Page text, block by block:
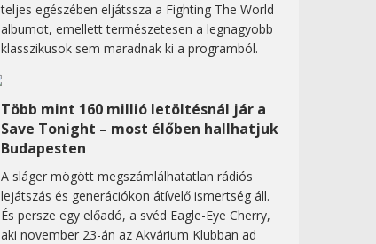
teljes egészében eljátssza a Fighting The World
albumot, emellett természetesen a legnagyobb
klasszikusok sem maradnak ki a programból.
Több mint 160 millió letöltésnál jár a
Save Tonight – most élőben hallhatjuk
Budapesten
A sláger mögött megszámlálhatatlan rádiós
lejátszás és generációkon átívelő ismertség áll.
És persze egy előadó, a svéd Eagle-Eye Cherry,
aki november 23-án az Akvárium Klubban ad